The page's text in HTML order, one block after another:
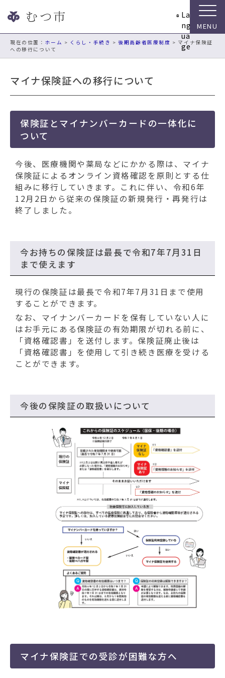
ビ
La
ng
ua
ge
現在の位置： ホーム > くらし・手続き >後期高齢者医療制度 > マイナ保険証
への移行について
マイナ保険証への移行について
保険証とマイナンバーカードの一体化に
ついて
今後、医療機関や薬局などにかかる際は、マイナ
保険証によるオンライン資格確認を原則とする仕
組みに移行していきます。これに伴い、令和6年
12月2日から従来の保険証の新規発行・再発行は
終了しました。
今お持ちの保険証は最長で令和7年7月31日
まで使えます
現行の保険証は最長で令和7年7月31日まで使用
することができます。
なお、マイナンバーカードを保有していない人に
はお手元にある保険証の有効期限が切れる前に、
「資格確認書」を送付します。保険証廃止後は
「資格確認書」を使用して引き続き医療を受ける
ことができます。
今後の保険証の取扱いについて
マイナ保険証での受診が困難な方へ